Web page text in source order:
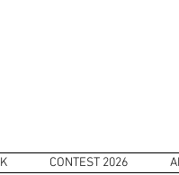
CONTEST 2026